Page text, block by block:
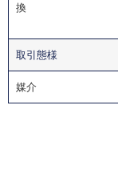
換
取引態様
媒介